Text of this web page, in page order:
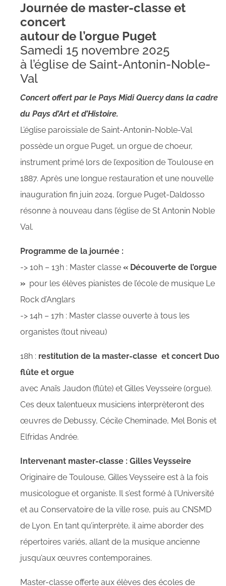
Journée de master-classe et
concert
autour de l’orgue Puget
Samedi 15 novembre 2025
à l’église de Saint-Antonin-Noble-
Val
Concert offert par le Pays Midi Quercy dans la cadre
du Pays d’Art et d’Histoire.
L’église paroissiale de Saint-Antonin-Noble-Val
possède un orgue Puget, un orgue de choeur,
instrument primé lors de l’exposition de Toulouse en
1887. Après une longue restauration et une nouvelle
inauguration fin juin 2024, l’orgue Puget-Daldosso
résonne à nouveau dans l’église de St Antonin Noble
Val.
Programme de la journée :
-> 10h – 13h : Master classe « Découverte de l’orgue
» pour les élèves pianistes de l’école de musique Le
Rock d’Anglars
-> 14h – 17h : Master classe ouverte à tous les
organistes (tout niveau)
18h : restitution de la master-classe et concert Duo
flûte et orgue
avec Anaïs Jaudon (flûte) et Gilles Veysseire (orgue).
Ces deux talentueux musiciens interprèteront des
œuvres de Debussy, Cécile Cheminade, Mel Bonis et
Elfridas Andrée.
Intervenant master-classe : Gilles Veysseire
Originaire de Toulouse, Gilles Veysseire est à la fois
musicologue et organiste. Il s’est formé à l’Université
et au Conservatoire de la ville rose, puis au CNSMD
de Lyon. En tant qu’interprète, il aime aborder des
répertoires variés, allant de la musique ancienne
jusqu’aux œuvres contemporaines.
Master-classe offerte aux élèves des écoles de